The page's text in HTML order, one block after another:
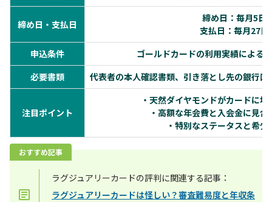
締め日・支払日
締め日：毎月5日
支払日：毎月27日
申込条件
ゴールドカードの利用実績による
必要書類
代表者の本人確認書類、引き落とし先の銀行
注目ポイント
・天然ダイヤモンドがカードに
・高額な年会費と入会金に見
・特別なステータスと希少
おすすめ記事
ラグジュアリーカードの評判に関連する記事：
ラグジュアリーカードは怪しい？審査難易度と年収条